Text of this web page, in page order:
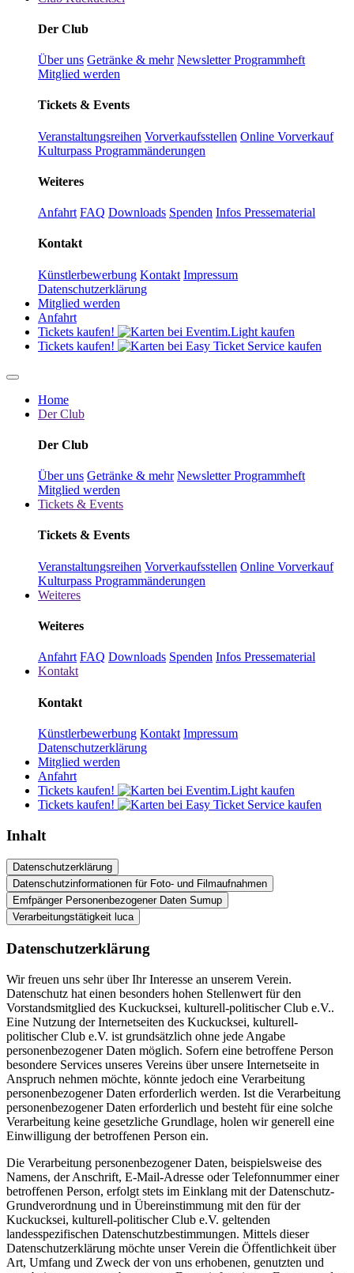
Der Club
Über uns Getränke & mehr NewsletterProgrammheft
Mitglied werden
Tickets & Events
Veranstaltungsreihen Vorverkaufsstellen Online Vorverkauf
Kulturpass Programmänderungen
Weiteres
Anfahrt FAQ Downloads Spenden Infos Pressematerial
Kontakt
Künstlerbewerbung Kontakt Impressum
Datenschutzerklärung
Mitglied werden
Anfahrt
Tickets kaufen!
Tickets kaufen!
Home
Der Club
Der Club
Über uns Getränke & mehr NewsletterProgrammheft
Mitglied werden
Tickets & Events
Tickets & Events
Veranstaltungsreihen Vorverkaufsstellen Online Vorverkauf
Kulturpass Programmänderungen
Weiteres
Weiteres
Anfahrt FAQ Downloads Spenden Infos Pressematerial
Kontakt
Kontakt
Künstlerbewerbung Kontakt Impressum
Datenschutzerklärung
Mitglied werden
Anfahrt
Tickets kaufen!
Tickets kaufen!
Inhalt
Datenschutzerklärung
Datenschutzinformationen für Foto- und Filmaufnahmen
Emfpänger Personenbezogener Daten Sumup
Verarbeitungstätigkeit luca
Datenschutz­erklärung
Wir freuen uns sehr über Ihr Interesse an unserem Verein.
Datenschutz hat einen besonders hohen Stellenwert für den
Vorstandsmitglied des Kuckucksei, kulturell-politischer Club e.V..
Eine Nutzung der Internetseiten des Kuckucksei, kulturell-
politischer Club e.V. ist grundsätzlich ohne jede Angabe
personenbezogener Daten möglich. Sofern eine betroffene Person
besondere Services unseres Vereins über unsere Internetseite in
Anspruch nehmen möchte, könnte jedoch eine Verarbeitung
personenbezogener Daten erforderlich werden. Ist die Verarbeitung
personenbezogener Daten erforderlich und besteht für eine solche
Verarbeitung keine gesetzliche Grundlage, holen wir generell eine
Einwilligung der betroffenen Person ein.
Die Verarbeitung personenbezogener Daten, beispielsweise des
Namens, der Anschrift, E-Mail-Adresse oder Telefonnummer einer
betroffenen Person, erfolgt stets im Einklang mit der Datenschutz-
Grundverordnung und in Übereinstimmung mit den für der
Kuckucksei, kulturell-politischer Club e.V. geltenden
landesspezifischen Datenschutzbestimmungen. Mittels dieser
Datenschutzerklärung möchte unser Verein die Öffentlichkeit über
Art, Umfang und Zweck der von uns erhobenen, genutzten und